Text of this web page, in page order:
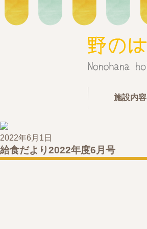
施設内容
2022年6月1日
給食だより2022年度6月号